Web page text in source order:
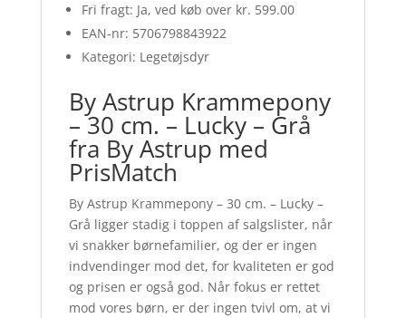
Fri fragt: Ja, ved køb over kr. 599.00
EAN-nr: 5706798843922
Kategori: Legetøjsdyr
By Astrup Krammepony
– 30 cm. – Lucky – Grå
fra By Astrup med
PrisMatch
By Astrup Krammepony – 30 cm. – Lucky –
Grå ligger stadig i toppen af salgslister, når
vi snakker børnefamilier, og der er ingen
indvendinger mod det, for kvaliteten er god
og prisen er også god. Når fokus er rettet
mod vores børn, er der ingen tvivl om, at vi